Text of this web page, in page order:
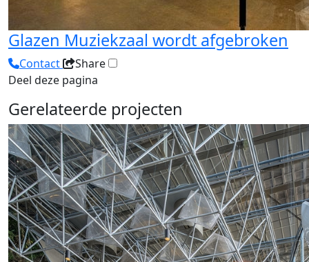
Glazen Muziekzaal wordt afgebroken
Contact
Share
Deel deze pagina
Gerelateerde projecten